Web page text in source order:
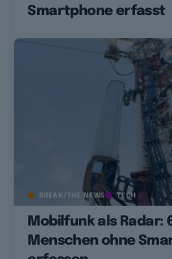
Smartphone erfasst
BREAK/THE NEWS TECH
Mobilfunk als Radar:
Menschen ohne